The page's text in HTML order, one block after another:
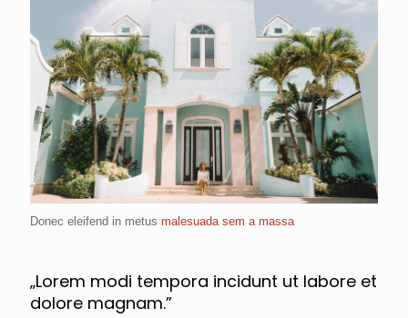
Donec eleifend in metus malesuada sem a massa
„Lorem modi tempora incidunt ut labore et
dolore magnam.”